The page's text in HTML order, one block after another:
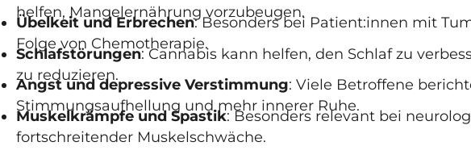
helfen, Mangelernährung vorzubeugen.
Übelkeit und Erbrechen: Besonders bei Patient:innen mit
Folge von Chemotherapie.
Schlafstörungen: Cannabis kann helfen, den Schlaf zu
zu reduzieren.
Angst und depressive Verstimmung: Viele Betroffene
Stimmungsaufhellung und mehr innerer Ruhe.
Muskelkrämpfe und Spastik: Besonders relevant bei
fortschreitender Muskelschwäche.